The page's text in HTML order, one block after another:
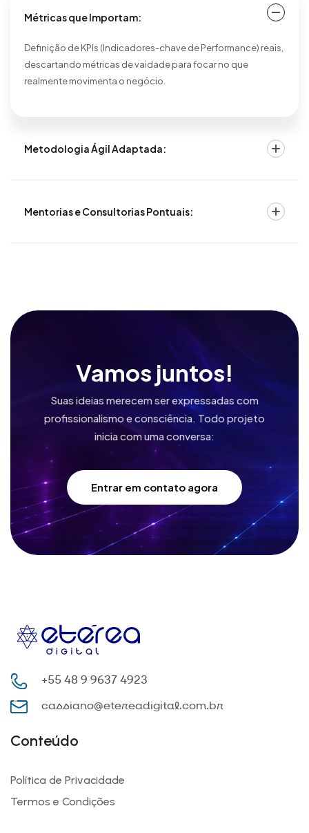
Métricas que Importam:
Definição de KPIs (Indicadores-chave de Performance) reais,
descartando métricas de vaidade para focar no que
realmente movimenta o negócio.
Metodologia Ágil Adaptada:
Mentorias e Consultorias Pontuais:
Vamos juntos!
Suas ideias merecem ser expressadas com
profissionalismo e consciência. Todo projeto
inicia com uma conversa:
Entrar em contato agora
+55 48 9 9637 4923
cassiano@etereadigital.com.br
Conteúdo
Política de Privacidade
Termos e Condições